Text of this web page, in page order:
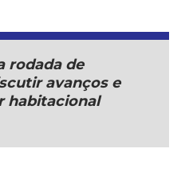
rodada de
avanços e
habitacional